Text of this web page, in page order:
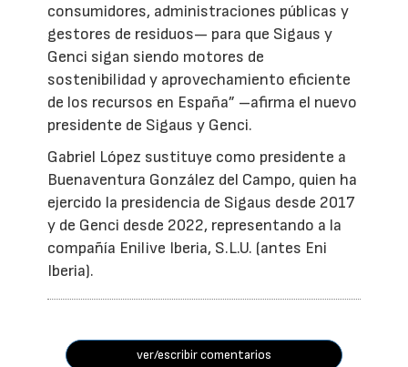
consumidores, administraciones públicas y
gestores de residuos— para que Sigaus y
Genci sigan siendo motores de
sostenibilidad y aprovechamiento eficiente
de los recursos en España” –afirma el nuevo
presidente de Sigaus y Genci.
Gabriel López sustituye como presidente a
Buenaventura González del Campo, quien ha
ejercido la presidencia de Sigaus desde 2017
y de Genci desde 2022, representando a la
compañía Enilive Iberia, S.L.U. (antes Eni
Iberia).
ver/escribir comentarios